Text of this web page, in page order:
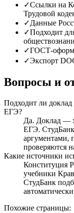
✓Ссылки на
Трудовой
✓Данные
✓Подходит
✓ГОСТ-
✓Экспорт
Вопросы и
Подходит ли
ЕГЭ?
Да. Доклад —
ЕГЭ. СтудБанк
аргументами,
проверяются
Какие источники
Конституция
учебники
СтудБанк
Похожие страницы: